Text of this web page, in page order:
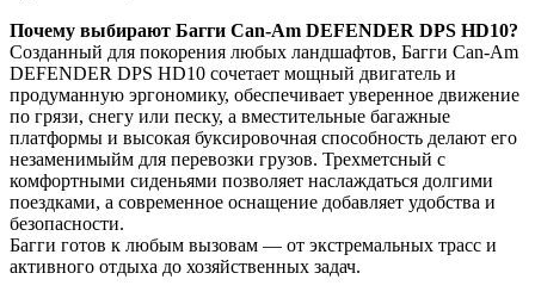
Почему выбирают Багги Can-Am DEFENDER DPS HD10?
Созданный для покорения любых ландшафтов, Багги Can-Am
DEFENDER DPS HD10 сочетает мощный двигатель и
продуманную эргономику, обеспечивает уверенное движение
по грязи, снегу или песку, а вместительные багажные
платформы и высокая буксировочная способность делают его
незаменимыйм для перевозки грузов. Трехметсный с
комфортными сиденьями позволяет наслаждаться долгими
поездками, а современное оснащение добавляет удобства и
безопасности.
Багги готов к любым вызовам — от экстремальных трасс и
активного отдыха до хозяйственных задач.